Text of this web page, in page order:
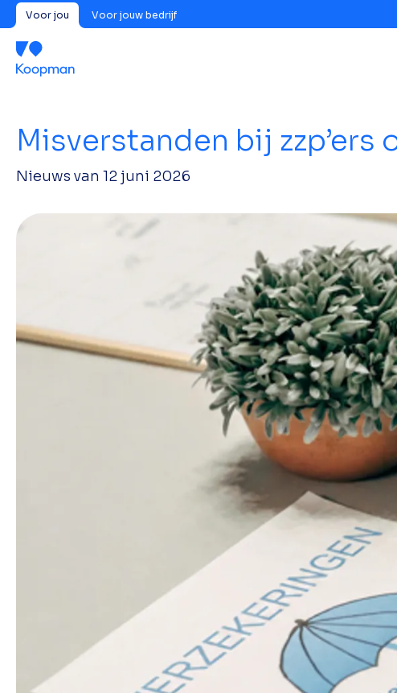
Voor jou Voor jouw bedrijf
Misverstanden bij
Nieuws van 12 juni 2026